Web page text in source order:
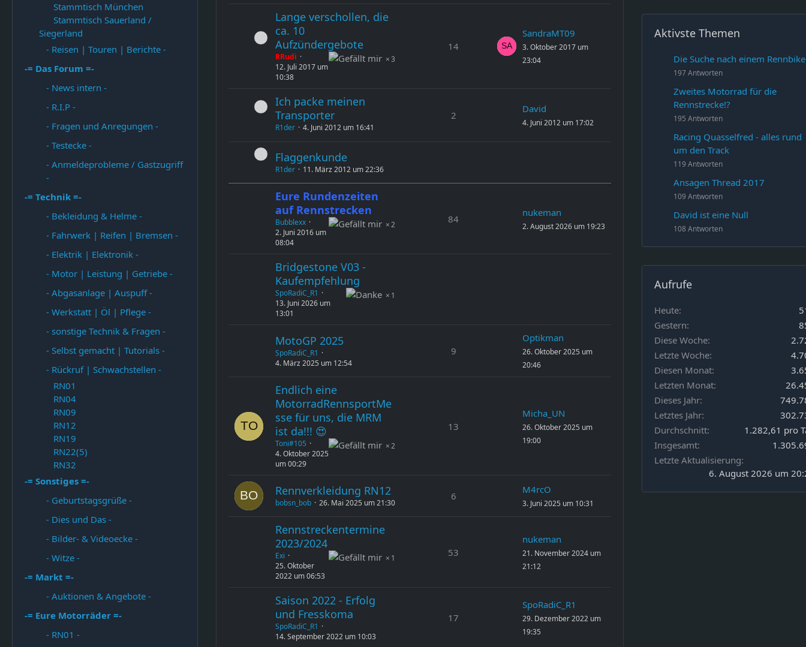
Stammtisch München
Stammtisch Sauerland /
Siegerland
- Reisen | Touren | Berichte -
-= Das Forum =-
- News intern -
- R.I.P -
- Fragen und Anregungen -
- Testecke -
- Anmeldeprobleme / Gastzugriff
-
-= Technik =-
- Bekleidung & Helme -
- Fahrwerk | Reifen | Bremsen -
- Elektrik | Elektronik -
- Motor | Leistung | Getriebe -
- Abgasanlage | Auspuff -
- Werkstatt | Öl | Pflege -
- sonstige Technik & Fragen -
- Selbst gemacht | Tutorials -
- Rückruf | Schwachstellen -
RN01
RN04
RN09
RN12
RN19
RN22(5)
RN32
-= Sonstiges =-
- Geburtstagsgrüße -
- Dies und Das -
- Bilder- & Videoecke -
- Witze -
-= Markt =-
- Auktionen & Angebote -
-= Eure Motorräder =-
- RN01 -
Lange verschollen, die
ca. 10
Aufzündergebote
3
RRudi
12. Juli 2017 um
10:38
14
SandraMT09
3. Oktober 2017 um
23:04
Ich packe meinen
Transporter
R1der 4. Juni 2012 um 16:41
2
David
4. Juni 2012 um 17:02
Flaggenkunde
R1der 11. März 2012 um 22:36
Eure Rundenzeiten
auf Rennstrecken
2
Bubblexx
2. Juni 2016 um
08:04
84
nukeman
2. August 2026 um 19:23
Bridgestone V03 -
Kaufempfehlung
1
SpoRadiC_R1
13. Juni 2026 um
13:01
MotoGP 2025
SpoRadiC_R1
4. März 2025 um 12:54
9
Optikman
26. Oktober 2025 um
20:46
Endlich eine
MotorradRennsportMe
sse für uns, die MRM
ist da!!! 😍
2
Toni#105
4. Oktober 2025
um 00:29
13
Micha_UN
26. Oktober 2025 um
19:00
Rennverkleidung RN12
bobsn_bob 26. Mai 2025 um 21:30
6
M4rcO
3. Juni 2025 um 10:31
Rennstreckentermine
2023/2024
1
Exi
25. Oktober
2022 um 06:53
53
nukeman
21. November 2024 um
21:12
Saison 2022 - Erfolg
und Fresskoma
SpoRadiC_R1
14. September 2022 um 10:03
17
SpoRadiC_R1
29. Dezember 2022 um
19:35
Aktivste Themen
Die Suche nach einem Rennbike
197 Antworten
Zweites Motorrad für die
Rennstrecke!?
195 Antworten
Racing Quasselfred - alles rund
um den Track
119 Antworten
Ansagen Thread 2017
109 Antworten
David ist eine Null
108 Antworten
Aufrufe
Heute
Gestern
Diese Woche
Letzte Woche
Diesen Monat
Letzten Monat
Dieses Jahr
Letztes Jahr
Durchschnitt
1.282,61 pro
Insgesamt
Letzte Aktualisierung
6. August 2026 um